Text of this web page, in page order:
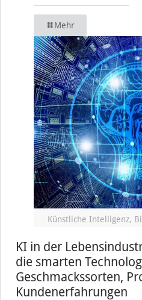
Mehr
Künstliche Intelligenz,
KI in der
die smarten
Geschmackssorten,
Kundenerfahrungen